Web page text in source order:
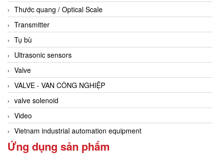
Thước quang / Optical Scale
Transmitter
Tụ bù
Ultrasonic sensors
Valve
VALVE - VAN CÔNG NGHIỆP
valve solenoid
Video
Vietnam industrial automation equipment
Ứng dụng sản phẩm